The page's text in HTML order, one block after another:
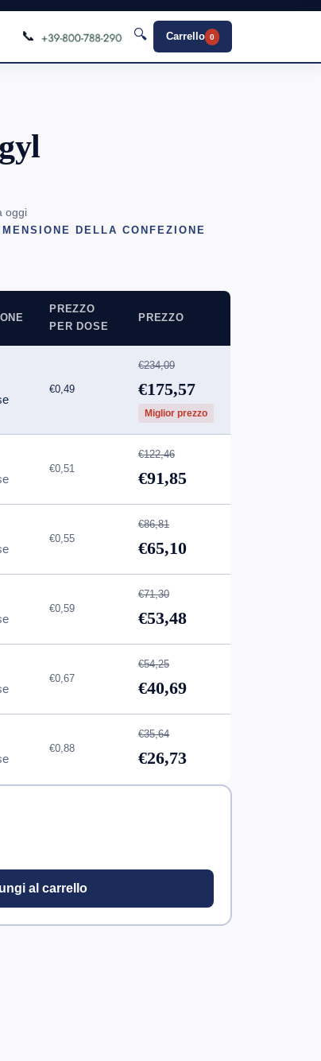
📞 🔍 Carrello 0
oggi
DELLA CONFEZIONE
PREZZO
PER DOSE
PREZZO
€0,49
€234,09
€175,57
Miglior prezzo
€0,51
€122,46
€91,85
€0,55
€86,81
€65,10
€0,59
€71,30
€53,48
€0,67
€54,25
€40,69
€0,88
€35,64
€26,73
al carrello